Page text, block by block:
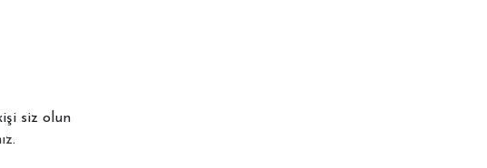
siz olun
.